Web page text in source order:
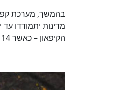
מדינות יתמודדו
הקיפאון – כאשר 14 מדינות עשויות לשבור שיאי קור.